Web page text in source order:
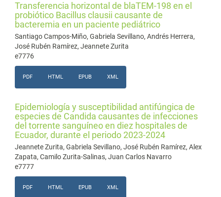
Transferencia horizontal de blaTEM-198 en el
probiótico Bacillus clausii causante de
bacteremia en un paciente pediátrico
Santiago Campos-Miño, Gabriela Sevillano, Andrés Herrera,
José Rubén Ramírez, Jeannete Zurita
e7776
PDF HTML EPUB XML
Epidemiología y susceptibilidad antifúngica de
especies de Candida causantes de infecciones
del torrente sanguíneo en diez hospitales de
Ecuador, durante el periodo 2023-2024
Jeannete Zurita, Gabriela Sevillano, José Rubén Ramírez, Alex
Zapata, Camilo Zurita-Salinas, Juan Carlos Navarro
e7777
PDF HTML EPUB XML